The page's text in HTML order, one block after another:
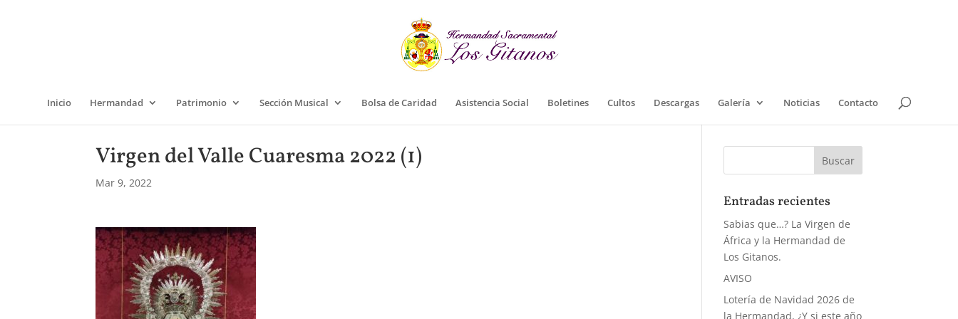
Inicio Hermandad Patrimonio Sección Musical Bolsa de Caridad Asistencia Social Boletines Cultos Descargas Galería Noticias Contacto
Virgen del Valle Cuaresma 2022 (1)
Mar 9, 2022
Entradas recientes
Sabias que…? La Virgen de
África y la Hermandad de
Los Gitanos.
AVISO
Lotería de Navidad 2026 de
la Hermandad, ¿Y si este año